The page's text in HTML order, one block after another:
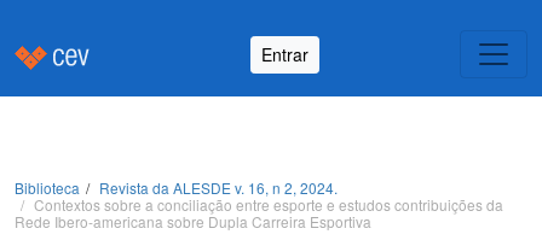
Entrar
Biblioteca
Revista da ALESDE v. 16, n 2, 2024.
Contextos sobre a conciliação entre esporte e estudos contribuições da
Rede Ibero-americana sobre Dupla Carreira Esportiva